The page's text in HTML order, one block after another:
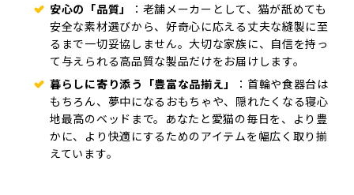
安心の「品質」
：老舗メーカーとして、猫が舐めても
安全な素材選びから、好奇心に応える丈夫な縫製に至
るまで一切妥協しません。大切な家族に、自信を持っ
て与えられる高品質な製品だけをお届けします。
暮らしに寄り添う「豊富な品揃え」
：首輪や食器台は
もちろん、夢中になるおもちゃや、隠れたくなる寝心
地最高のベッドまで。あなたと愛猫の毎日を、より豊
かに、より快適にするためのアイテムを幅広く取り揃
えています。